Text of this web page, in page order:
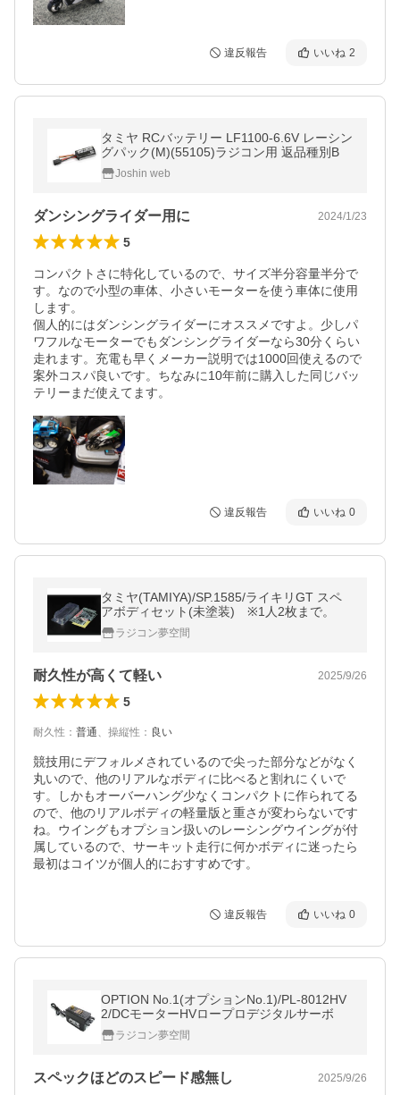
違反報告 いいね 2
タミヤ RCバッテリー LF1100-6.6V レーシン
グパック(M)(55105)ラジコン用 返品種別B
Joshin web
ダンシングライダー用に 2024/1/23
5
コンパクトさに特化しているので、サイズ半分容量半分で
す。なので小型の車体、小さいモーターを使う車体に使用
します。
個人的にはダンシングライダーにオススメですよ。少しパ
ワフルなモーターでもダンシングライダーなら30分くらい
走れます。充電も早くメーカー説明では1000回使えるので
案外コスパ良いです。ちなみに10年前に購入した同じバッ
テリーまだ使えてます。
違反報告 いいね 0
タミヤ(TAMIYA)/SP.1585/ライキリGT スペ
アボディセット(未塗装) ※1人2枚まで。
ラジコン夢空間
耐久性が高くて軽い 2025/9/26
5
耐久性 ： 普通、 操縦性 ： 良い
競技用にデフォルメされているので尖った部分などがなく
丸いので、他のリアルなボディに比べると割れにくいで
す。しかもオーバーハング少なくコンパクトに作られてる
ので、他のリアルボディの軽量版と重さが変わらないです
ね。ウイングもオプション扱いのレーシングウイングが付
属しているので、サーキット走行に何かボディに迷ったら
最初はコイツが個人的におすすめです。
違反報告 いいね 0
OPTION No.1(オプションNo.1)/PL-8012HV
2/DCモーターHVロープロデジタルサーボ
ラジコン夢空間
スペックほどのスピード感無し 2025/9/26